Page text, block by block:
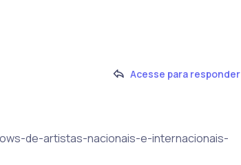
Acesse para responder
de-artistas-nacionais-e-internacionais-